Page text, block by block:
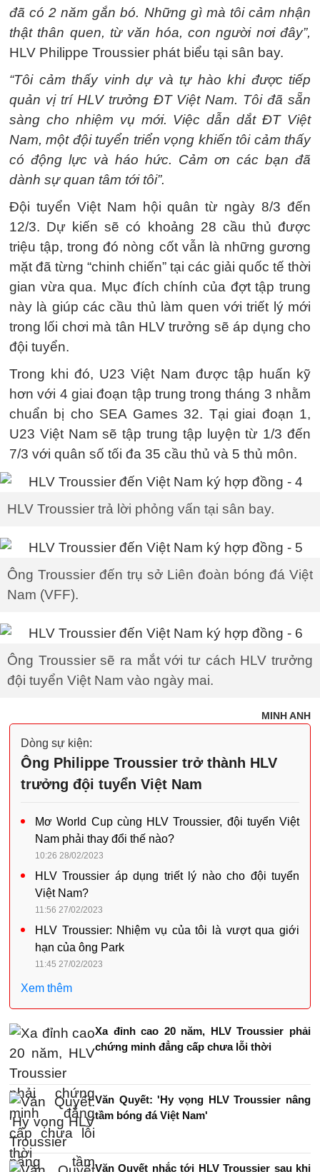
đã có 2 năm gắn bó. Những gì mà tôi cảm nhận
thật thân quen, từ văn hóa, con người nơi đây”,
HLV Philippe Troussier phát biểu tại sân bay.
“Tôi cảm thấy vinh dự và tự hào khi được tiếp
quản vị trí HLV trưởng ĐT Việt Nam. Tôi đã sẵn
sàng cho nhiệm vụ mới. Việc dẫn dắt ĐT Việt
Nam, một đội tuyển triển vọng khiến tôi cảm thấy
có động lực và háo hức. Cảm ơn các bạn đã
dành sự quan tâm tới tôi”.
Đội tuyển Việt Nam hội quân từ ngày 8/3 đến
12/3. Dự kiến sẽ có khoảng 28 cầu thủ được
triệu tập, trong đó nòng cốt vẫn là những gương
mặt đã từng “chinh chiến” tại các giải quốc tế thời
gian vừa qua. Mục đích chính của đợt tập trung
này là giúp các cầu thủ làm quen với triết lý mới
trong lối chơi mà tân HLV trưởng sẽ áp dụng cho
đội tuyển.
Trong khi đó, U23 Việt Nam được tập huấn kỹ
hơn với 4 giai đoạn tập trung trong tháng 3 nhằm
chuẩn bị cho SEA Games 32. Tại giai đoạn 1,
U23 Việt Nam sẽ tập trung tập luyện từ 1/3 đến
7/3 với quân số tối đa 35 cầu thủ và 5 thủ môn.
HLV Troussier trả lời phỏng vấn tại sân bay.
Ông Troussier đến trụ sở Liên đoàn bóng đá Việt
Nam (VFF).
Ông Troussier sẽ ra mắt với tư cách HLV trưởng
đội tuyển Việt Nam vào ngày mai.
MINH ANH
Dòng sự kiện:
Ông Philippe Troussier trở thành HLV
trưởng đội tuyển Việt Nam
Mơ World Cup cùng HLV Troussier, đội tuyển Việt
Nam phải thay đổi thế nào?
10:26 28/02/2023
HLV Troussier áp dụng triết lý nào cho đội tuyển
Việt Nam?
11:56 27/02/2023
HLV Troussier: Nhiệm vụ của tôi là vượt qua giới
hạn của ông Park
11:45 27/02/2023
Xem thêm
Xa đỉnh cao 20 năm, HLV Troussier phải
chứng minh đẳng cấp chưa lỗi thời
Văn Quyết: 'Hy vọng HLV Troussier nâng
tầm bóng đá Việt Nam'
Văn Quyết nhắc tới HLV Troussier sau khi